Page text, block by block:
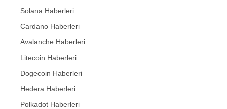
Solana Haberleri
Cardano Haberleri
Avalanche Haberleri
Litecoin Haberleri
Dogecoin Haberleri
Hedera Haberleri
Polkadot Haberleri